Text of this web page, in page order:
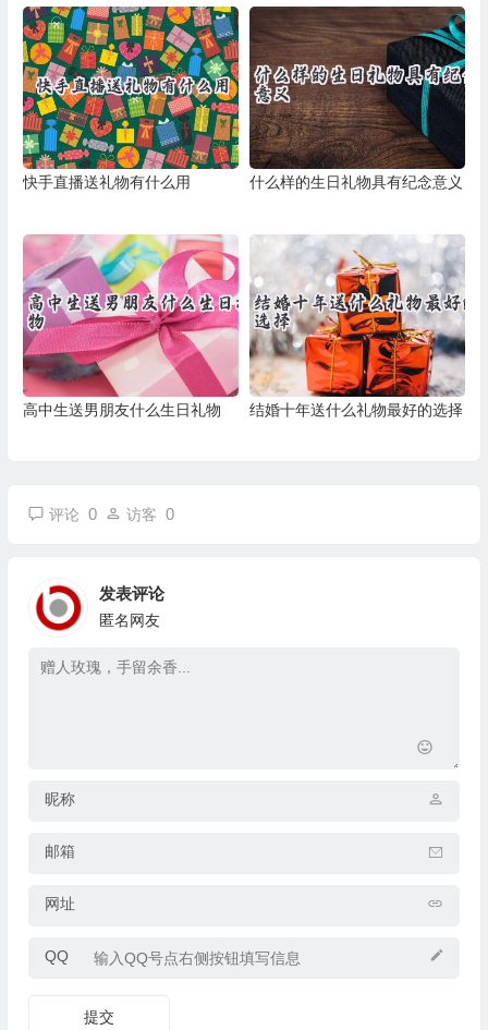
快手直播送礼物有什么用 什么样的生日礼物具有纪念意义
高中生送男朋友什么生日礼物 结婚十年送什么礼物最好的选择
评论 0 访客 0
发表评论
匿名网友
昵称
邮箱
网址
QQ